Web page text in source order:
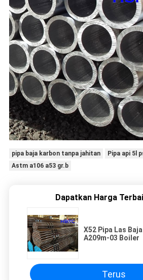
pipa baja karbon tanpa jahitan
Pipa api 5l
Astm a106 a53 gr.b
Dapatkan Harga
X52 Pipa Las
A209m-03 Boiler
Terus